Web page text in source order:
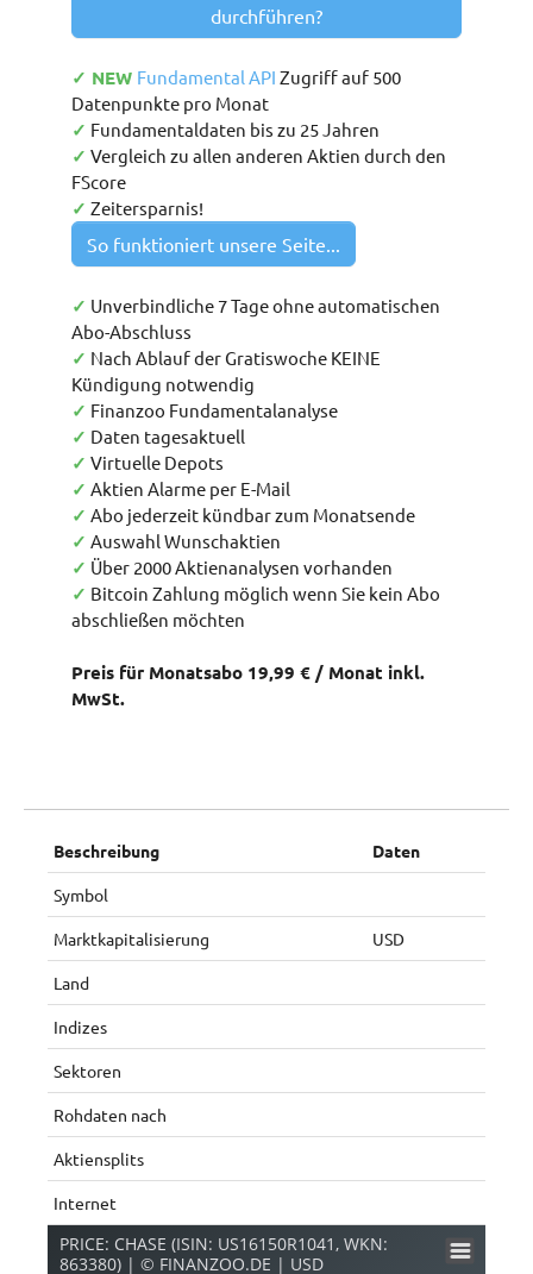
durchführen?
✓ NEW Fundamental API Zugriff auf 500
Datenpunkte pro Monat
✓ Fundamentaldaten bis zu 25 Jahren
✓ Vergleich zu allen anderen Aktien durch den
FScore
✓ Zeitersparnis!
So funktioniert unsere Seite...
✓ Unverbindliche 7 Tage ohne automatischen
Abo-Abschluss
✓ Nach Ablauf der Gratiswoche KEINE
Kündigung notwendig
✓ Finanzoo Fundamentalanalyse
✓ Daten tagesaktuell
✓ Virtuelle Depots
✓ Aktien Alarme per E-Mail
✓ Abo jederzeit kündbar zum Monatsende
✓ Auswahl Wunschaktien
✓ Über 2000 Aktienanalysen vorhanden
✓ Bitcoin Zahlung möglich wenn Sie kein Abo
abschließen möchten
Preis für Monatsabo 19,99 € / Monat inkl.
MwSt.
Beschreibung Daten
Symbol
Marktkapitalisierung USD
Land
Indizes
Sektoren
Rohdaten nach
Aktiensplits
Internet
PRICE: CHASE (ISIN: US16150R1041, WKN:
863380) | © FINANZOO.DE | USD